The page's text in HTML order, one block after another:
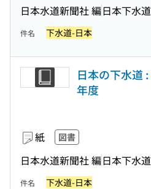
日本水道新聞社 編日本下水
件名 下水道-日本
日本の下水道
年度
紙 図書
日本水道新聞社 編日本下水
件名 下水道-日本